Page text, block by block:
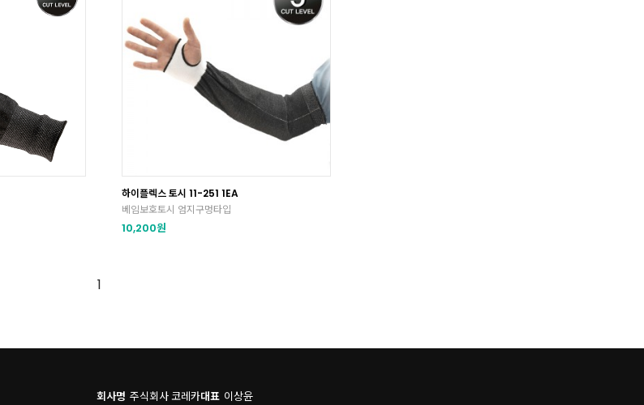
하이플렉스 토시 11-251 1EA
베임보호토시 엄지구멍타입
10,200원
1
회사명 주식회사 코레카대표 이상윤